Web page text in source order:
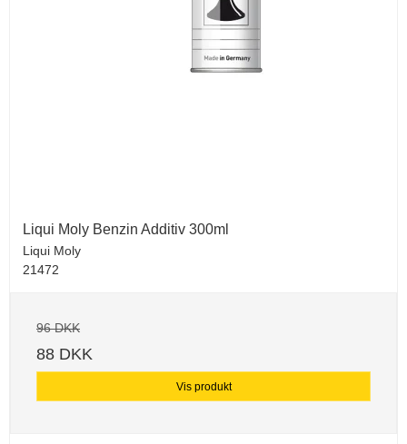
Liqui Moly Benzin Additiv 300ml
Liqui Moly
21472
96 DKK
88 DKK
Vis produkt